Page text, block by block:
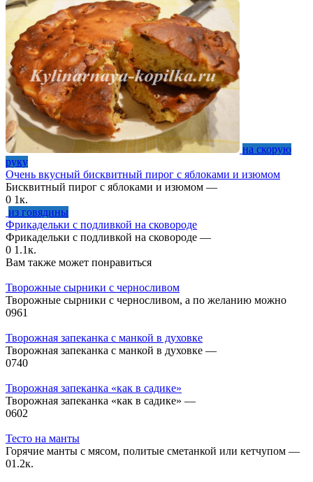
на скорую
руку
Очень вкусный бисквитный пирог с яблоками и изюмом
Бисквитный пирог с яблоками и изюмом —
0 1к.
из говядины
Фрикадельки с подливкой на сковороде
Фрикадельки с подливкой на сковороде —
0 1.1к.
Вам также может понравиться
Творожные сырники с черносливом
Творожные сырники с черносливом, а по желанию можно
0961
Творожная запеканка с манкой в духовке
Творожная запеканка с манкой в духовке —
0740
Творожная запеканка «как в садике»
Творожная запеканка «как в садике» —
0602
Тесто на манты
Горячие манты с мясом, политые сметанкой или кетчупом —
01.2к.